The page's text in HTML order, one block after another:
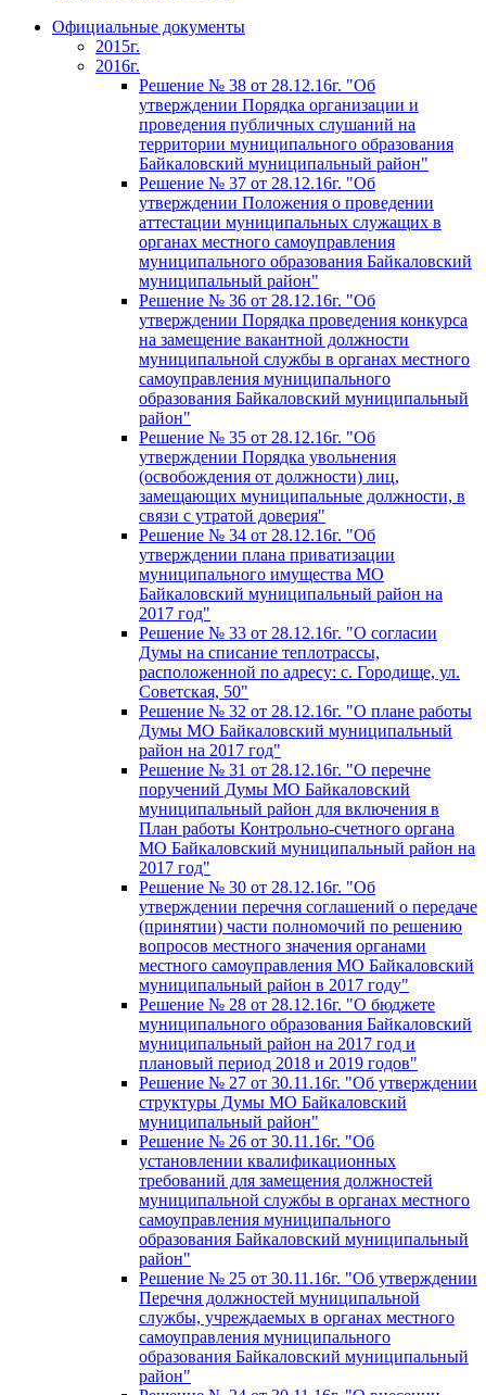
Официальные документы
2015г.
2016г.
Решение № 38 от 28.12.16г. "Об
утверждении Порядка организации и
проведения публичных слушаний на
территории муниципального образования
Байкаловский муниципальный район"
Решение № 37 от 28.12.16г. "Об
утверждении Положения о проведении
аттестации муниципальных служащих в
органах местного самоуправления
муниципального образования Байкаловский
муниципальный район"
Решение № 36 от 28.12.16г. "Об
утверждении Порядка проведения конкурса
на замещение вакантной должности
муниципальной службы в органах местного
самоуправления муниципального
образования Байкаловский муниципальный
район"
Решение № 35 от 28.12.16г. "Об
утверждении Порядка увольнения
(освобождения от должности) лиц,
замещающих муниципальные должности, в
связи с утратой доверия"
Решение № 34 от 28.12.16г. "Об
утверждении плана приватизации
муниципального имущества МО
Байкаловский муниципальный район на
2017 год"
Решение № 33 от 28.12.16г. "О согласии
Думы на списание теплотрассы,
расположенной по адресу: с. Городище, ул.
Советская, 50"
Решение № 32 от 28.12.16г. "О плане работы
Думы МО Байкаловский муниципальный
район на 2017 год"
Решение № 31 от 28.12.16г. "О перечне
поручений Думы МО Байкаловский
муниципальный район для включения в
План работы Контрольно-счетного органа
МО Байкаловский муниципальный район на
2017 год"
Решение № 30 от 28.12.16г. "Об
утверждении перечня соглашений о передаче
(принятии) части полномочий по решению
вопросов местного значения органами
местного самоуправления МО Байкаловский
муниципальный район в 2017 году"
Решение № 28 от 28.12.16г. "О бюджете
муниципального образования Байкаловский
муниципальный район на 2017 год и
плановый период 2018 и 2019 годов"
Решение № 27 от 30.11.16г. "Об утверждении
структуры Думы МО Байкаловский
муниципальный район"
Решение № 26 от 30.11.16г. "Об
установлении квалификационных
требований для замещения должностей
муниципальной службы в органах местного
самоуправления муниципального
образования Байкаловский муниципальный
район"
Решение № 25 от 30.11.16г. "Об утверждении
Перечня должностей муниципальной
службы, учреждаемых в органах местного
самоуправления муниципального
образования Байкаловский муниципальный
район"